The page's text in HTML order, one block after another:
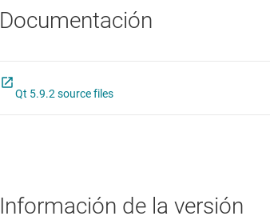
Documentación
Qt 5.9.2 source files
Información de la versión